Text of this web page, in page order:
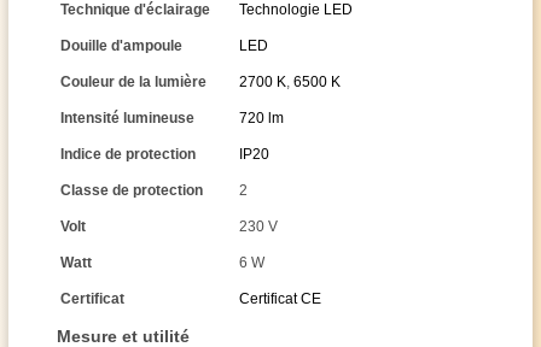
Technique d'éclairage Technologie LED
Douille d'ampoule LED
Couleur de la lumière 2700 K, 6500 K
Intensité lumineuse 720 lm
Indice de protection IP20
Classe de protection 2
Volt 230 V
Watt 6 W
Certificat Certificat CE
Mesure et utilité